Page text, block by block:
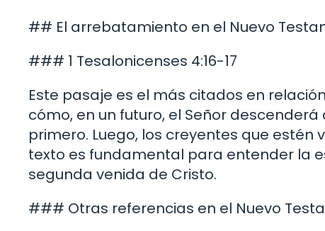
## El arrebatamiento en el Nuevo
### 1 Tesalonicenses 4:16-17
Este pasaje es el más citados en
cómo, en un futuro, el Señor
primero. Luego, los creyentes que estén
texto es fundamental para entender la
segunda venida de Cristo.
### Otras referencias en el Nuevo